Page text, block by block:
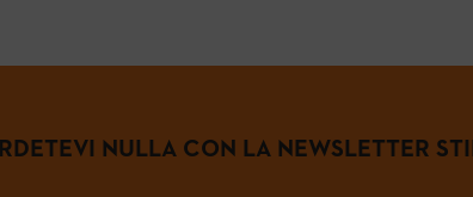
NULLA CON LA NEWSLETTER